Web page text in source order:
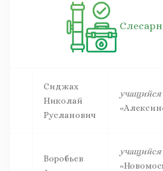
Сиджах
Николай
Русланович
учащийся
Воробьев
учащийся